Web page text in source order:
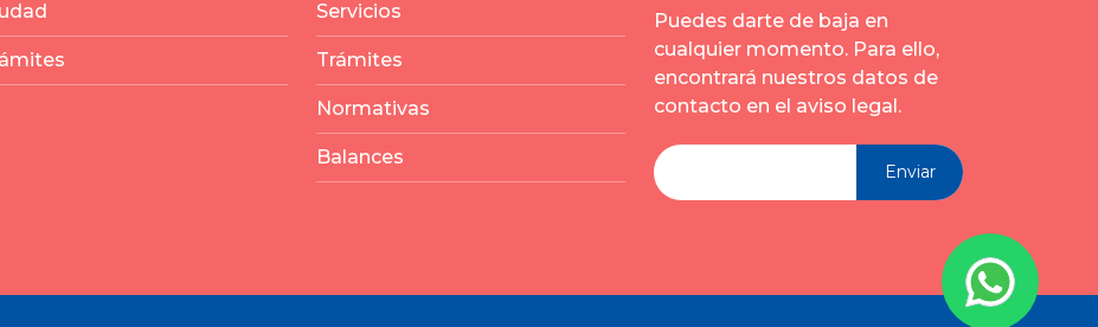
Servicios
Trámites
Normativas
Balances
Puedes darte de baja en
cualquier momento. Para ello,
encontrará nuestros datos de
contacto en el aviso legal.
Enviar